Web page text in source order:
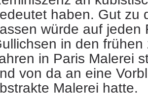
haben. Gut zu
würde auf jeden
in den frühen
in Paris Malerei
von da an eine
Malerei hatte.